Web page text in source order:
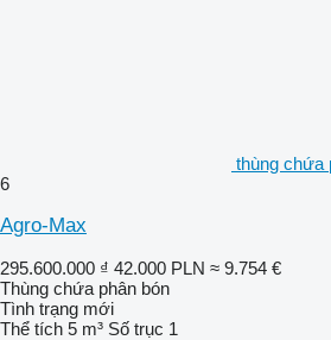
thùng chứa
6
Agro-Max
295.600.000 ₫ 42.000 PLN ≈ 9.754 €
Thùng chứa phân bón
Tình trạng mới
Thể tích 5 m³ Số trục 1